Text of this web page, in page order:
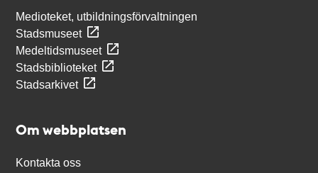
Medioteket, utbildningsförvaltningen
Stadsmuseet
Medeltidsmuseet
Stadsbiblioteket
Stadsarkivet
Om webbplatsen
Kontakta oss